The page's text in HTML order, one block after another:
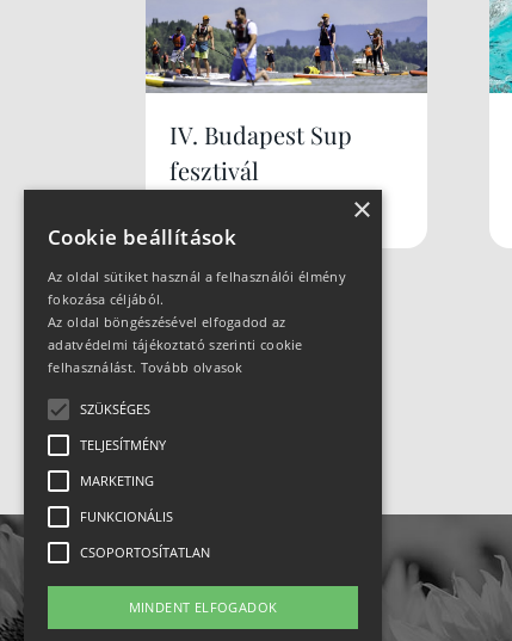
IV. Budapest Sup
fesztivál
×
Cookie beállítások
Az oldal sütiket használ a felhasználói élmény
fokozása céljából.
Az oldal böngészésével elfogadod az
adatvédelmi tájékoztató szerinti cookie
felhasználást. Tovább olvasok
SZÜKSÉGES
TELJESÍTMÉNY
MARKETING
FUNKCIONÁLIS
CSOPORTOSÍTATLAN
MINDENT ELFOGADOK